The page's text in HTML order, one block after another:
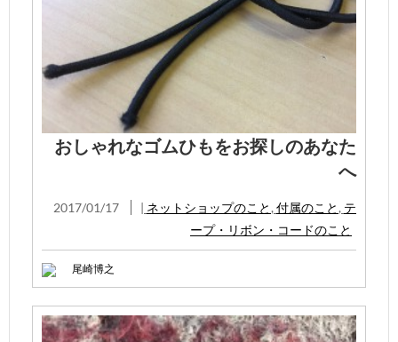
おしゃれなゴムひもをお探しのあなた
へ
2017/01/17 | ネットショップのこと , 付属のこと , テ
ープ・リボン・コードのこと
尾崎博之